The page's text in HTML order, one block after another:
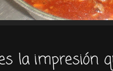
la impresión